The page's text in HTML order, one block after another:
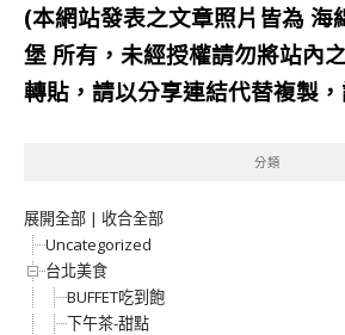
(本網站發表之文章照片皆為 海
堡 所有，未經授權請勿將站內
轉貼，請以分享連結代替複製
分類
展開全部 | 收合全部
Uncategorized
台北美食
BUFFET吃到飽
下午茶-甜點